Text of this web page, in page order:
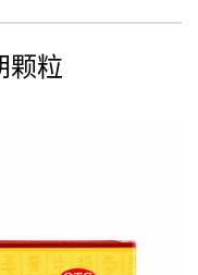
颗粒